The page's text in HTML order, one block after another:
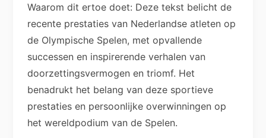
Waarom dit ertoe doet: Deze tekst belicht de
recente prestaties van Nederlandse atleten op
de Olympische Spelen, met opvallende
successen en inspirerende verhalen van
doorzettingsvermogen en triomf. Het
benadrukt het belang van deze sportieve
prestaties en persoonlijke overwinningen op
het wereldpodium van de Spelen.